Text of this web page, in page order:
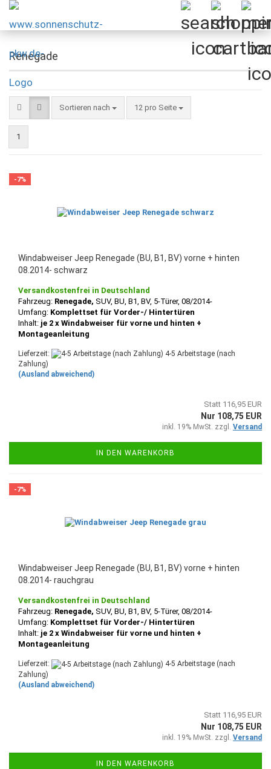
Renegade
Sortieren nach
Sortieren nach 12 pro Seite
pro Seite
1
-7%
Windabweiser Jeep Renegade (BU, B1, BV) vorne + hinten
08.2014- schwarz
Versandkostenfrei in Deutschland
Fahrzeug: Renegade, SUV, BU, B1, BV, 5-Türer, 08/2014-
Umfang: Komplettset für Vorder-/ Hintertüren
Inhalt: je 2 x Windabweiser für vorne und hinten +
Montageanleitung
Lieferzeit:
4-5 Arbeitstage (nach
Zahlung)
(Ausland abweichend)
Statt 116,95 EUR
Nur 108,75 EUR
inkl. 19% MwSt. zzgl. Versand
IN DEN WARENKORB
-7%
Windabweiser Jeep Renegade (BU, B1, BV) vorne + hinten
08.2014- rauchgrau
Versandkostenfrei in Deutschland
Fahrzeug: Renegade, SUV, BU, B1, BV, 5-Türer, 08/2014-
Umfang: Komplettset für Vorder-/ Hintertüren
Inhalt: je 2 x Windabweiser für vorne und hinten +
Montageanleitung
Lieferzeit:
4-5 Arbeitstage (nach
Zahlung)
(Ausland abweichend)
Statt 116,95 EUR
Nur 108,75 EUR
inkl. 19% MwSt. zzgl. Versand
IN DEN WARENKORB